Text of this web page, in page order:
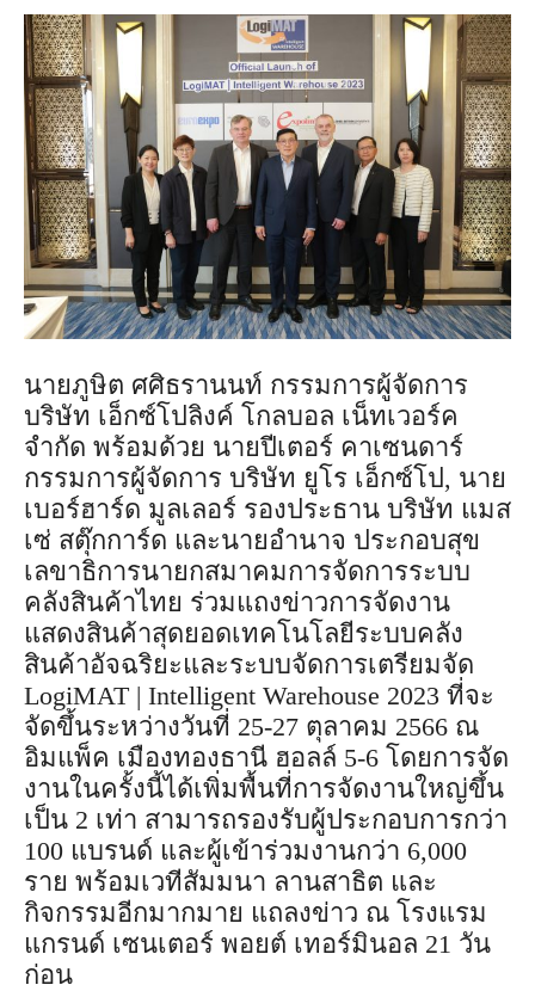
นายภูษิต ศศิธรานนท์ กรรมการผู้จัดการ
บริษัท เอ็กซ์โปลิงค์ โกลบอล เน็ทเวอร์ค
จำกัด พร้อมด้วย นายปีเตอร์ คาเซนดาร์
กรรมการผู้จัดการ บริษัท ยูโร เอ็กซ์โป, นาย
เบอร์ฮาร์ด มูลเลอร์ รองประธาน บริษัท แมส
เซ่ สตุ๊กการ์ด และนายอำนาจ ประกอบสุข
เลขาธิการนายกสมาคมการจัดการระบบ
คลังสินค้าไทย ร่วมแถงข่าวการจัดงาน
แสดงสินค้าสุดยอดเทคโนโลยีระบบคลัง
สินค้าอัจฉริยะและระบบจัดการเตรียมจัด
LogiMAT | Intelligent Warehouse 2023 ที่จะ
จัดขึ้นระหว่างวันที่ 25-27 ตุลาคม 2566 ณ
อิมแพ็ค เมืองทองธานี ฮอลล์ 5-6 โดยการจัด
งานในครั้งนี้ได้เพิ่มพื้นที่การจัดงานใหญ่ขึ้น
เป็น 2 เท่า สามารถรองรับผู้ประกอบการกว่า
100 แบรนด์ และผู้เข้าร่วมงานกว่า 6,000
ราย พร้อมเวทีสัมมนา ลานสาธิต และ
กิจกรรมอีกมากมาย แถลงข่าว ณ โรงแรม
แกรนด์ เซนเตอร์ พอยต์ เทอร์มินอล 21 วัน
ก่อน